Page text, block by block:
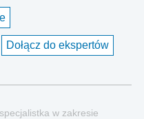
Dołącz do ekspertów
w zakresie